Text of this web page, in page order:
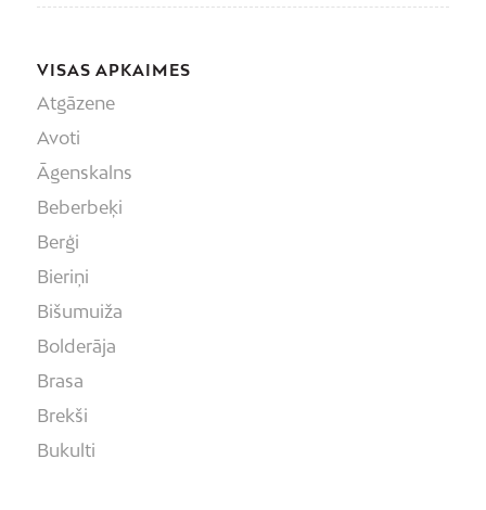
VISAS APKAIMES
Atgāzene
Avoti
Āgenskalns
Beberbeķi
Berģi
Bieriņi
Bišumuiža
Bolderāja
Brasa
Brekši
Bukulti